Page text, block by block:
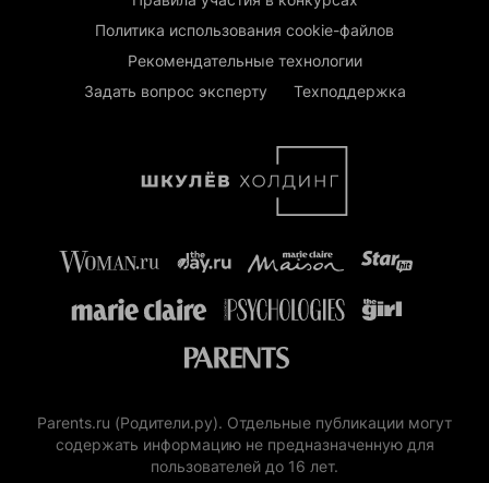
Политика использования cookie-файлов
Рекомендательные технологии
Задать вопрос эксперту
Техподдержка
Parents.ru (Родители.ру). Отдельные публикации могут
содержать информацию не предназначенную для
пользователей до 16 лет.